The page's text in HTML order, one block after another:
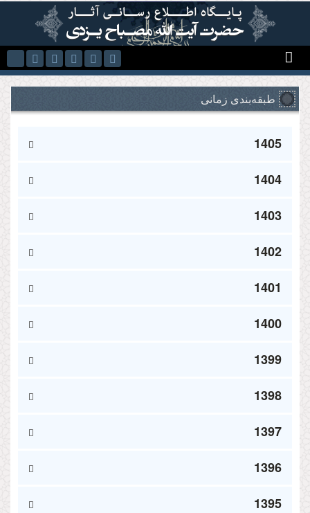
Skip to main content
طبقه‌بندی زمانی
1405
1404
1403
1402
1401
1400
1399
1398
1397
1396
1395